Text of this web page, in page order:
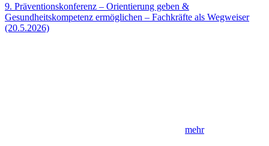
9. Präventionskonferenz – Orientierung geben &
Gesundheitskompetenz ermöglichen – Fachkräfte als Wegweiser
(20.5.2026)
mehr